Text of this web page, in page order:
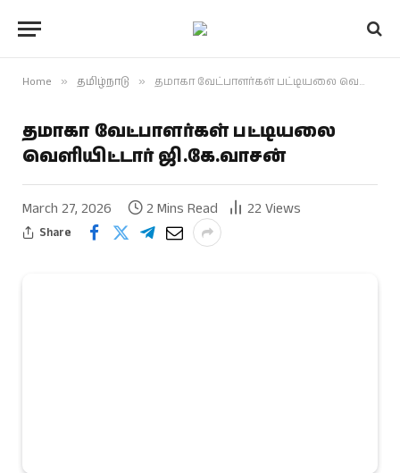
Home » தமிழ்நாடு » தமாகா வேட்பாளர்கள் பட்டியலை வெளியிட்டார் ஜி.கே.வாசன்
தமாகா வேட்பாளர்கள் பட்டியலை
வெளியிட்டார் ஜி.கே.வாசன்
March 27, 2026 2 Mins Read 22Views
Share